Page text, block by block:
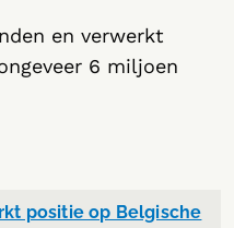
en verwerkt
6 miljoen
positie op Belgische